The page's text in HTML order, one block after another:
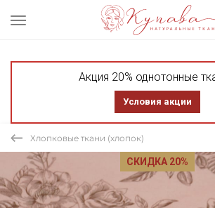
Акция 20% однотонные
Условия акции
Хлопковые ткани (хлопок)
СКИДКА 20%